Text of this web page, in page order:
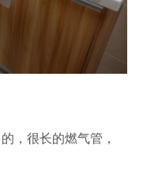
，很长的燃气管，